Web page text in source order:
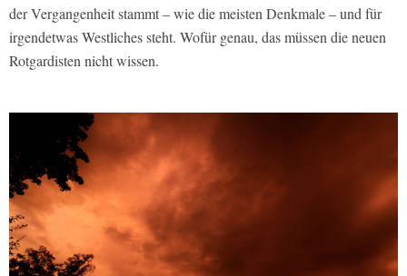
der Vergangenheit stammt – wie die meisten Denkmale – und für
irgendetwas Westliches steht. Wofür genau, das müssen die neuen
Rotgardisten nicht wissen.